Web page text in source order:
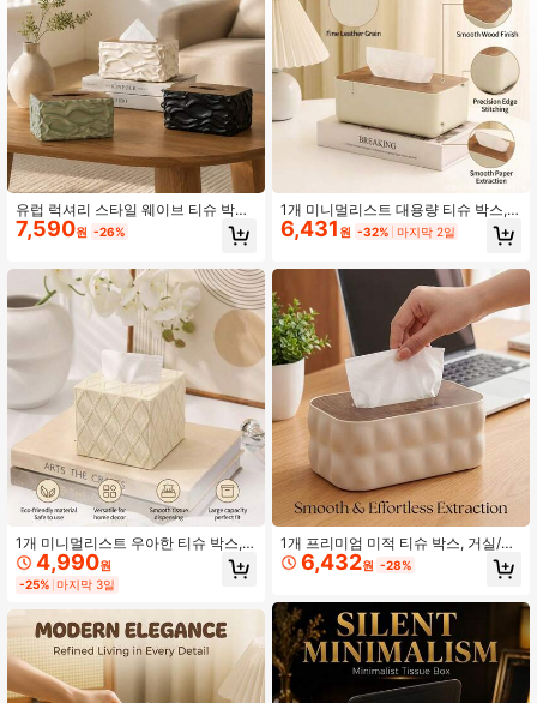
유럽 럭셔리 스타일 웨이브 티슈 박스,
인스 스타일 티슈 박스, 거실 침실 장
식, 다양한 색상 선택 가능, 창의적인
합, 침실, 방, 거실을 더 깨끗하고 깔끔
하게 만들기, 다양한 파티, 휴일을 위
한 완벽한 선물.
7,590원 -26%
1개 미니멀리스트 우아한 티슈 박스,
베이지 다이아몬드 패턴 티슈 홀더, 부
드러운 페이셜 티슈 디스펜서 수납 박
스, 거실 침실 티슈 박스 장식, 거실/침
실/주방/사무실에 적합, 방과 거실 공
간을 깨끗하고 깔끔하게 유지
4,990원
-25% 마지막 3일
1개 미니멀리스트 대용량 티슈 박스,
양면 디자인, 내구성 있는 두꺼운 소
재, 분리형 뚜껑으로 세척 및 리필 용
실, 방, 거실을 더 깨끗하고 깔끔하게
6,431 원 -32% 마지막 2일
1개 프리미엄 미적 티슈 박스, 거실/침
실용 미니멀리스트 냅킨 홀더, 내구성
있는 티슈 박스, 거실/침실/주방/사무
고 정리된 상태로 유지
6,432원 -28%